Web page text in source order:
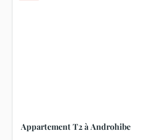
Appartement T2 à Androhibe